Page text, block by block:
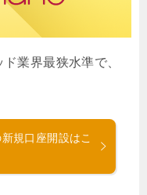
業界最狭水準で、
規口座開設はこ